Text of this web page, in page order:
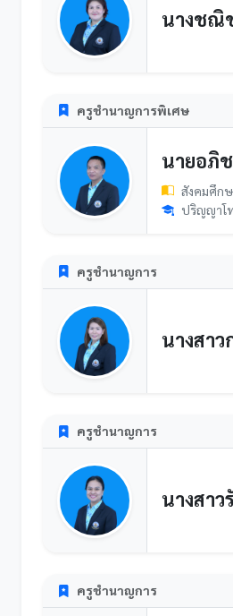
ครูชำนาญการพิเศษ
นายอภิ
สังคมศึก
ปริญญาโท หลักสูตรศึกษ
ครูชำนาญการ
ครูชำนาญการ
ครูชำนาญการ